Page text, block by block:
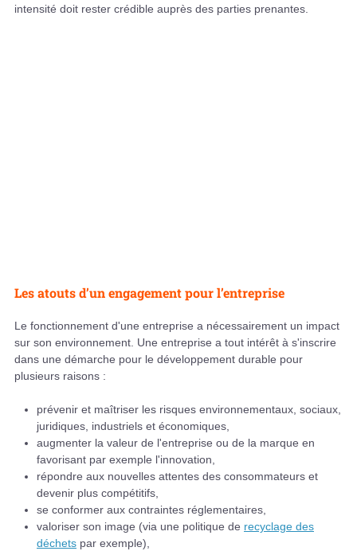
intensité doit rester crédible auprès des parties prenantes.
Les atouts d’un engagement pour l’entreprise
Le fonctionnement d'une entreprise a nécessairement un impact
sur son environnement. Une entreprise a tout intérêt à s'inscrire
dans une démarche pour le développement durable pour
plusieurs raisons :
prévenir et maîtriser les risques environnementaux, sociaux,
juridiques, industriels et économiques,
augmenter la valeur de l'entreprise ou de la marque en
favorisant par exemple l'innovation,
répondre aux nouvelles attentes des consommateurs et
devenir plus compétitifs,
se conformer aux contraintes réglementaires,
valoriser son image (via une politique de recyclage des
déchets par exemple),